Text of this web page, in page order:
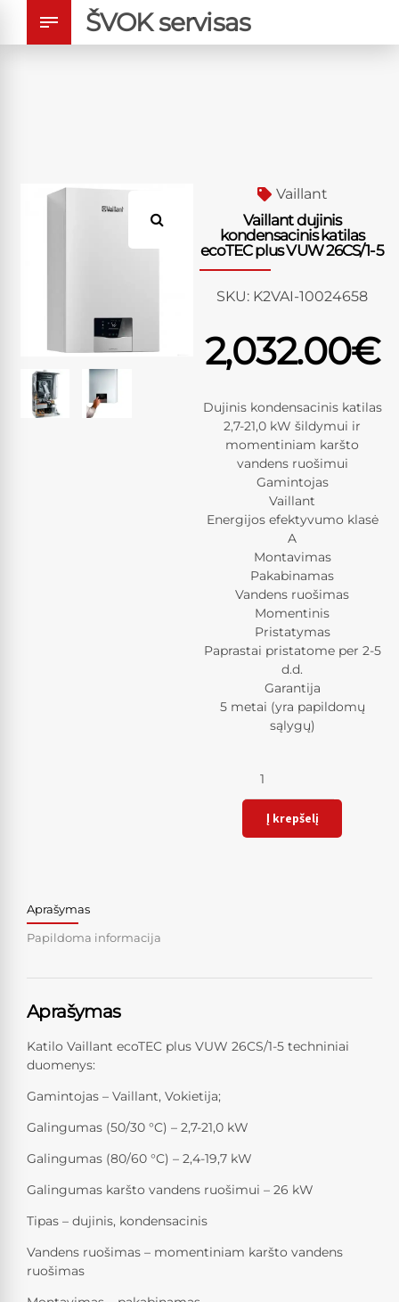
ŠVOK servisas
Vaillant
Vaillant dujinis
kondensacinis katilas
ecoTEC plus VUW 26CS/1-5
SKU: K2VAI-10024658
2,032.00€
Dujinis kondensacinis katilas
2,7-21,0 kW šildymui ir
momentiniam karšto
vandens ruošimui
Gamintojas
Vaillant
Energijos efektyvumo klasė
A
Montavimas
Pakabinamas
Vandens ruošimas
Momentinis
Pristatymas
Paprastai pristatome per 2-5
d.d.
Garantija
5 metai (yra papildomų
sąlygų)
Į krepšelį
Aprašymas
Papildoma informacija
Aprašymas
Katilo Vaillant ecoTEC plus VUW 26CS/1-5 techniniai
duomenys:
Gamintojas – Vaillant, Vokietija;
Galingumas (50/30 °C) – 2,7-21,0 kW
Galingumas (80/60 °C) – 2,4-19,7 kW
Galingumas karšto vandens ruošimui – 26 kW
Tipas – dujinis, kondensacinis
Vandens ruošimas – momentiniam karšto vandens
ruošimas